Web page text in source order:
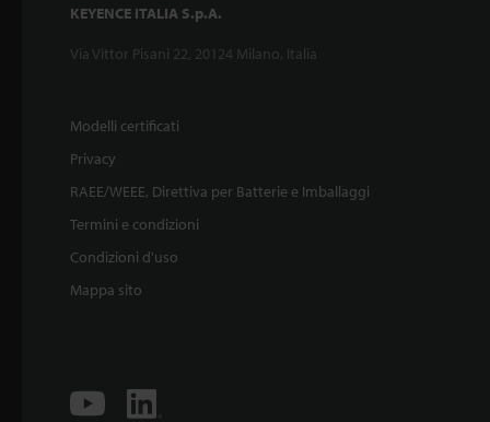
KEYENCE ITALIA S.p.A.
Via Vittor Pisani 22, 20124 Milano, Italia
Modelli certificati
Privacy
RAEE/WEEE, Direttiva per Batterie e Imballaggi
Termini e condizioni
Condizioni d'uso
Mappa sito